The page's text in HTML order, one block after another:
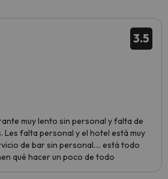
3.5
muy lento sin personal y falta de
Les falta personal y el hotel está muy
de bar sin personal.... está todo
qué hacer un poco de todo